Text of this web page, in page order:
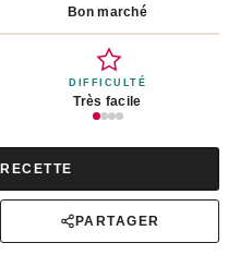
Bon marché
DIFFICULTÉ
Très facile
PARTAGER